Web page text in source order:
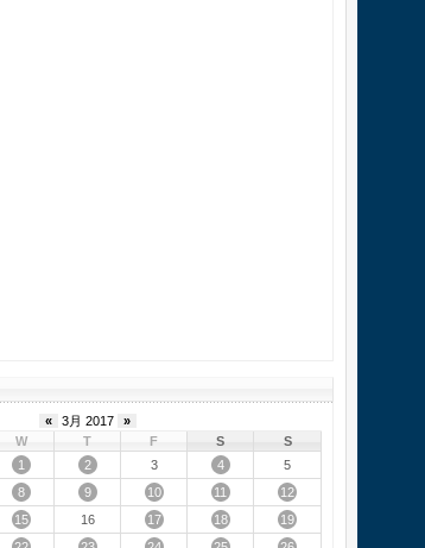
« 3月 2017
»
W T F S
S
1
2 3 4
5
8 9 10 11
12
15 16 17 18
19